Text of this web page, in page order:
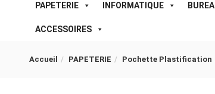
INFORMATIQUE
PAPETERIE
ACCESSOIRES
Accueil PAPETERIE Pochette Plastification